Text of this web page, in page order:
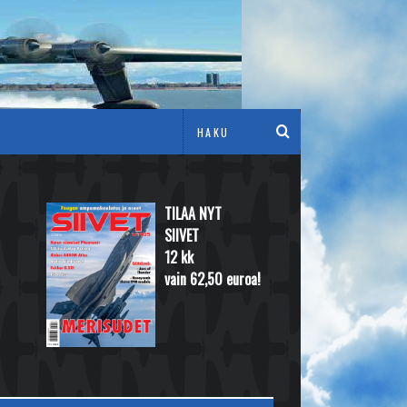
TILAA NYT
SIIVET
12 kk
vain 62,50 euroa!